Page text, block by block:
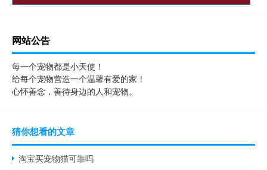
网站公告
每一个宠物都是小天使！
给每个宠物营造一个温馨有爱的家！
心怀善念，善待身边的人和宠物。
猜你想看的文章
淘宝买宠物猫可靠吗